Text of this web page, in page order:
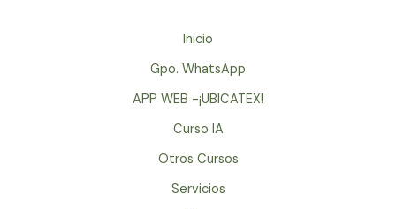
Inicio
Gpo. WhatsApp
APP WEB -¡UBICATEX!
Curso IA
Otros Cursos
Servicios